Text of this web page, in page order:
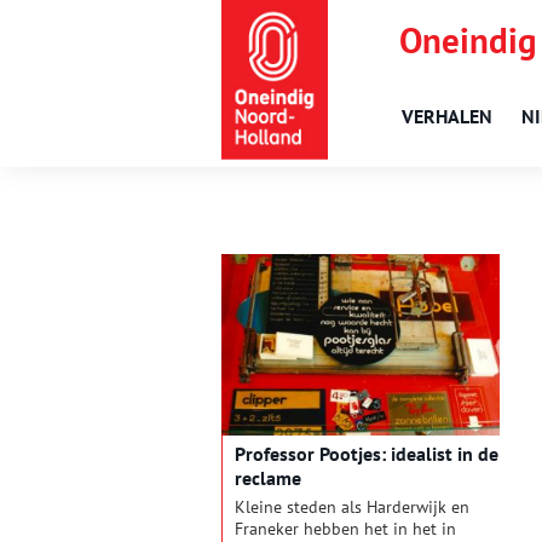
VERHALEN
Professor Pootjes: idealist in de
reclame
Kleine steden als Harderwijk en
Franeker hebben het in het in